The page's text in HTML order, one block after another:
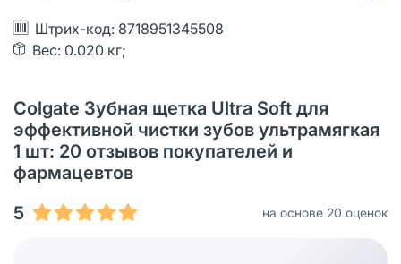
Штрих-код: 8718951345508
Вес: 0.020 кг;
Colgate Зубная щетка Ultra Soft для
эффективной чистки зубов ультрамягкая
1 шт: 20 отзывов покупателей и
фармацевтов
5
на основе 20 оценок